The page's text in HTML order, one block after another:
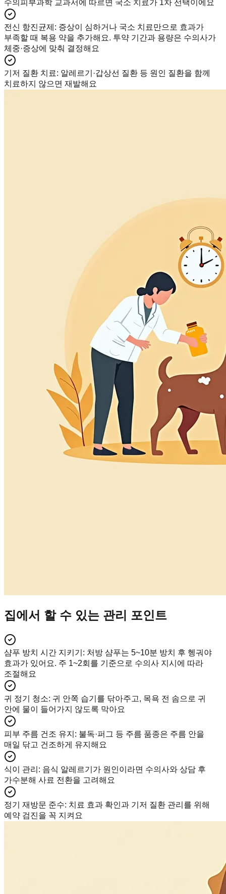
수의피부과학 교과서에 따르면 국소 치료가 1차 선택이에요
전신 항진균제 : 증상이 심하거나 국소 치료만으로 효과가
부족할 때 복용 약을 추가해요. 투약 기간과 용량은 수의사가
체중·증상에 맞춰 결정해요
기저 질환 치료: 알레르기·갑상선 질환 등 원인 질환을 함께
치료하지 않으면 재발해요
집에서 할 수 있는 관리 포인트
샴푸 방치 시간 지키기 : 처방 샴푸는 5~10분 방치 후 헹궈야
효과가 있어요. 주 1~2회를 기준으로 수의사 지시에 따라
조절해요
귀 정기 청소: 귀 안쪽 습기를 닦아주고, 목욕 전 솜으로 귀
안에 물이 들어가지 않도록 막아요
피부 주름 건조 유지 : 불독·퍼그 등 주름 품종은 주름 안을
매일 닦고 건조하게 유지해요
식이 관리 : 음식 알레르기가 원인이라면 수의사와 상담 후
가수분해 사료 전환을 고려해요
정기 재방문 준수: 치료 효과 확인과 기저 질환 관리를 위해
예약 검진을 꼭 지켜요